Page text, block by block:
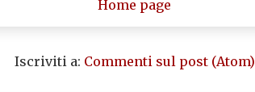
Home page
Iscriviti a: Commenti sul post (Atom)